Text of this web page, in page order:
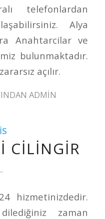
telefonlardan
Alya
Anahtarcilar ve
bulunmaktadır.
açılır.
ADMIN
CILINGIR
hizmetinizdedir.
zaman